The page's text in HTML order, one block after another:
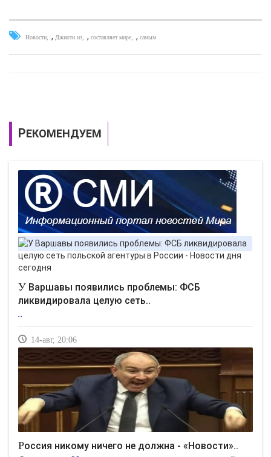
Новости , Джиоти из , составляет мире , самым
РЕКОМЕНДУЕМ
У Варшавы появились проблемы: ФСБ
ликвидировала целую сеть..
..
14-авг, 20:06
Россия никому ничего не должна - «Новости»..